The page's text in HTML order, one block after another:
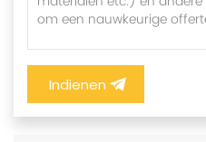
Indienen